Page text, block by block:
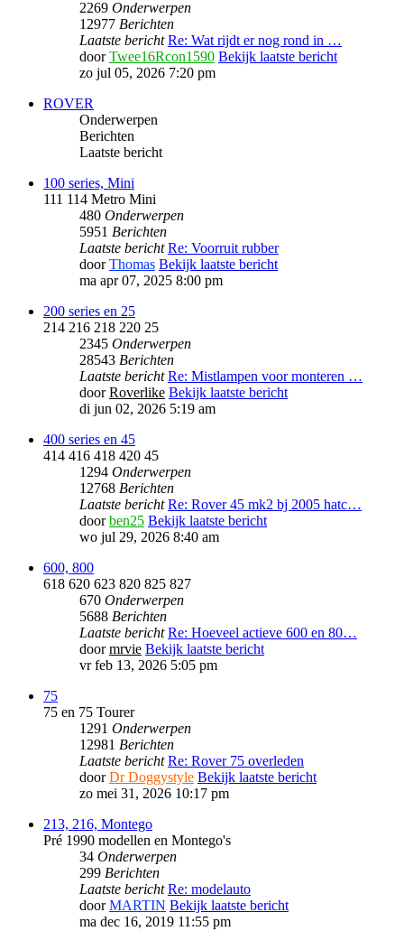
2269 Onderwerpen
12977 Berichten
Laatste bericht Re: Wat rijdt er nog rond in …
doorTwee16Rcon1590 Bekijk laatste bericht
zo jul 05, 2026 7:20 pm
ROVER
Onderwerpen
Berichten
Laatste bericht
100 series, Mini
111 114 Metro Mini
480 Onderwerpen
5951 Berichten
Laatste bericht Re: Voorruit rubber
doorThomas Bekijk laatste bericht
ma apr 07, 2025 8:00 pm
200 series en 25
214 216 218 220 25
2345 Onderwerpen
28543 Berichten
Laatste bericht Re: Mistlampen voor monteren …
doorRoverlike Bekijk laatste bericht
di jun 02, 2026 5:19 am
400 series en 45
414 416 418 420 45
1294 Onderwerpen
12768 Berichten
Laatste bericht Re: Rover 45 mk2 bj 2005 hatc…
doorben25 Bekijk laatste bericht
wo jul 29, 2026 8:40 am
600, 800
618 620 623 820 825 827
670 Onderwerpen
5688 Berichten
Laatste bericht Re: Hoeveel actieve 600 en 80…
doormrvie Bekijk laatste bericht
vr feb 13, 2026 5:05 pm
75
75 en 75 Tourer
1291 Onderwerpen
12981 Berichten
Laatste bericht Re: Rover 75 overleden
doorDr Doggystyle Bekijk laatste bericht
zo mei 31, 2026 10:17 pm
213, 216, Montego
Pré 1990 modellen en Montego's
34 Onderwerpen
299 Berichten
Laatste bericht Re: modelauto
doorMARTIN Bekijk laatste bericht
ma dec 16, 2019 11:55 pm